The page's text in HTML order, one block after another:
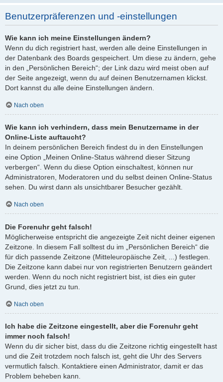
Benutzerpräferenzen und -einstellungen
Wie kann ich meine Einstellungen ändern?
Wenn du dich registriert hast, werden alle deine Einstellungen in
der Datenbank des Boards gespeichert. Um diese zu ändern, gehe
in den „Persönlichen Bereich“; der Link dazu wird meist oben auf
der Seite angezeigt, wenn du auf deinen Benutzernamen klickst.
Dort kannst du alle deine Einstellungen ändern.
Nach oben
Wie kann ich verhindern, dass mein Benutzername in der
Online-Liste auftaucht?
In deinem persönlichen Bereich findest du in den Einstellungen
eine Option „Meinen Online-Status während dieser Sitzung
verbergen“. Wenn du diese Option einschaltest, können nur
Administratoren, Moderatoren und du selbst deinen Online-Status
sehen. Du wirst dann als unsichtbarer Besucher gezählt.
Nach oben
Die Forenuhr geht falsch!
Möglicherweise entspricht die angezeigte Zeit nicht deiner eigenen
Zeitzone. In diesem Fall solltest du im „Persönlichen Bereich“ die
für dich passende Zeitzone (Mitteleuropäische Zeit, ...) festlegen.
Die Zeitzone kann dabei nur von registrierten Benutzern geändert
werden. Wenn du noch nicht registriert bist, ist dies ein guter
Grund, dies jetzt zu tun.
Nach oben
Ich habe die Zeitzone eingestellt, aber die Forenuhr geht
immer noch falsch!
Wenn du dir sicher bist, dass du die Zeitzone richtig eingestellt hast
und die Zeit trotzdem noch falsch ist, geht die Uhr des Servers
vermutlich falsch. Kontaktiere einen Administrator, damit er das
Problem beheben kann.